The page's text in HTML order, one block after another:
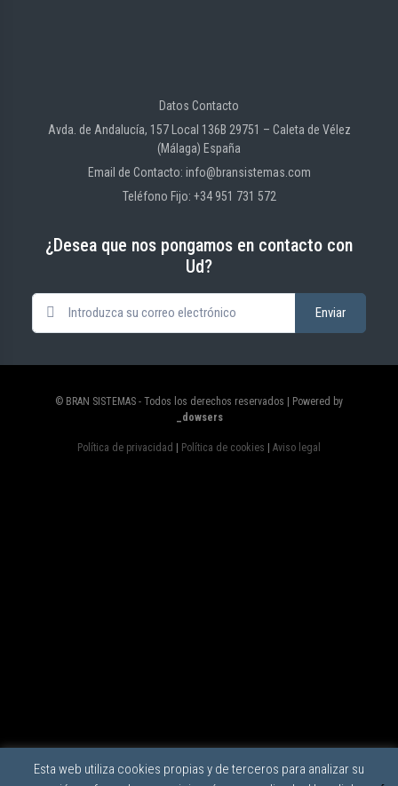
Datos Contacto
Avda. de Andalucía, 157 Local 136B 29751 – Caleta de Vélez
(Málaga) España
Email de Contacto: info@bransistemas.com
Teléfono Fijo: +34 951 731 572
¿Desea que nos pongamos en contacto con
Ud?
© BRAN SISTEMAS - Todos los derechos reservados | Powered by
_dowsers
Política de privacidad | Política de cookies | Aviso legal
Esta web utiliza cookies propias y de terceros para analizar su